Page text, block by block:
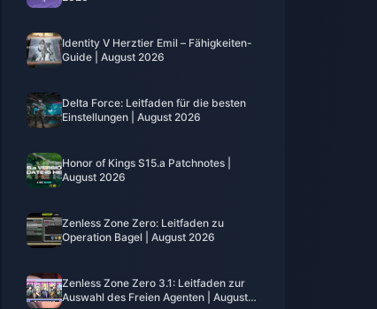
Identity V Herztier Emil – Fähigkeiten-
Guide | August 2026
Delta Force: Leitfaden für die besten
Einstellungen | August 2026
Honor of Kings S15.a Patchnotes |
August 2026
Zenless Zone Zero: Leitfaden zu
Operation Bagel | August 2026
Zenless Zone Zero 3.1: Leitfaden zur
Auswahl des Freien Agenten | August